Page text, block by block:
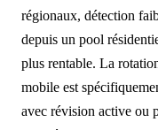
régionaux, détection
depuis un pool
plus rentable. La
mobile est
avec révision active ou